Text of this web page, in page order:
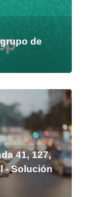
de
41, 127,
- Solución